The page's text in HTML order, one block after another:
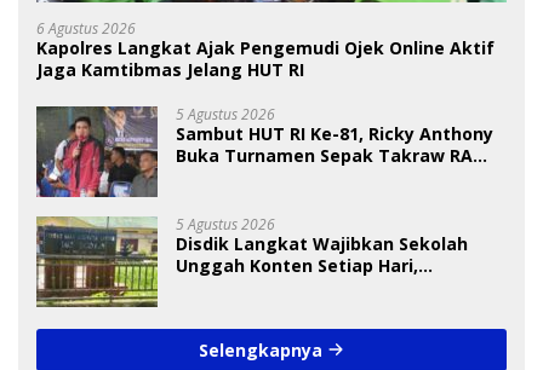
6 Agustus 2026
Kapolres Langkat Ajak Pengemudi Ojek Online Aktif
Jaga Kamtibmas Jelang HUT RI
5 Agustus 2026
Sambut HUT RI Ke-81, Ricky Anthony
Buka Turnamen Sepak Takraw RA
5 Agustus 2026
Disdik Langkat Wajibkan Sekolah
Unggah Konten Setiap Hari,
Selengkapnya